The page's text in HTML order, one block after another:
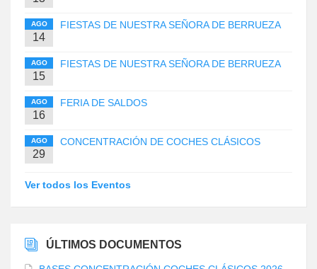
AGO
14
FIESTAS DE NUESTRA SEÑORA DE BERRUEZA
AGO
15
FIESTAS DE NUESTRA SEÑORA DE BERRUEZA
AGO
16
FERIA DE SALDOS
AGO
29
CONCENTRACIÓN DE COCHES CLÁSICOS
Ver todos los Eventos
ÚLTIMOS DOCUMENTOS